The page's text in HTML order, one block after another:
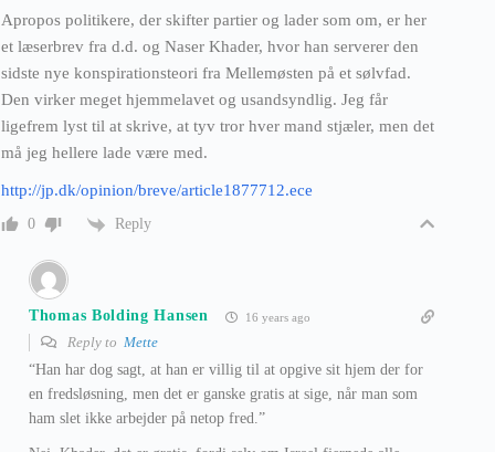
Apropos politikere, der skifter partier og lader som om, er her
et læserbrev fra d.d. og Naser Khader, hvor han serverer den
sidste nye konspirationsteori fra Mellemøsten på et sølvfad.
Den virker meget hjemmelavet og usandsyndlig. Jeg får
ligefrem lyst til at skrive, at tyv tror hver mand stjæler, men det
må jeg hellere lade være med.
http://jp.dk/opinion/breve/article1877712.ece
0 Reply
Thomas Bolding Hansen 16 years ago
Reply to Mette
“Han har dog sagt, at han er villig til at opgive sit hjem der for
en fredsløsning, men det er ganske gratis at sige, når man som
ham slet ikke arbejder på netop fred.”